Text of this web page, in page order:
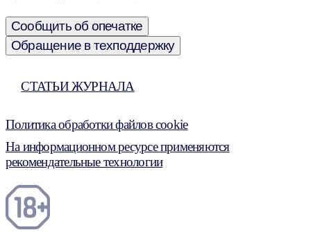
Сообщить об опечатке
Обращение в техподдержку
СТАТЬИ ЖУРНАЛА
Политика обработки файлов cookie
На информационном ресурсе применяются
рекомендательные технологии